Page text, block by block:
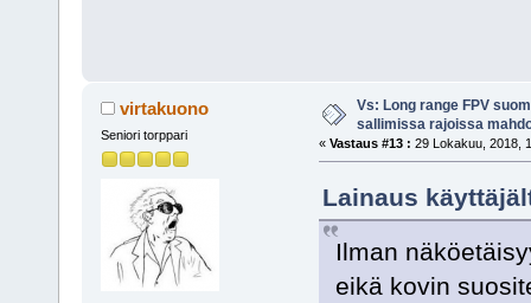
virtakuono
Seniori torppari
Vs: Long range FPV
sallimissa rajoissa
« Vastaus #13 : 29 Lokakuu, 2018,
Lainaus
Ilman
eikä kovin